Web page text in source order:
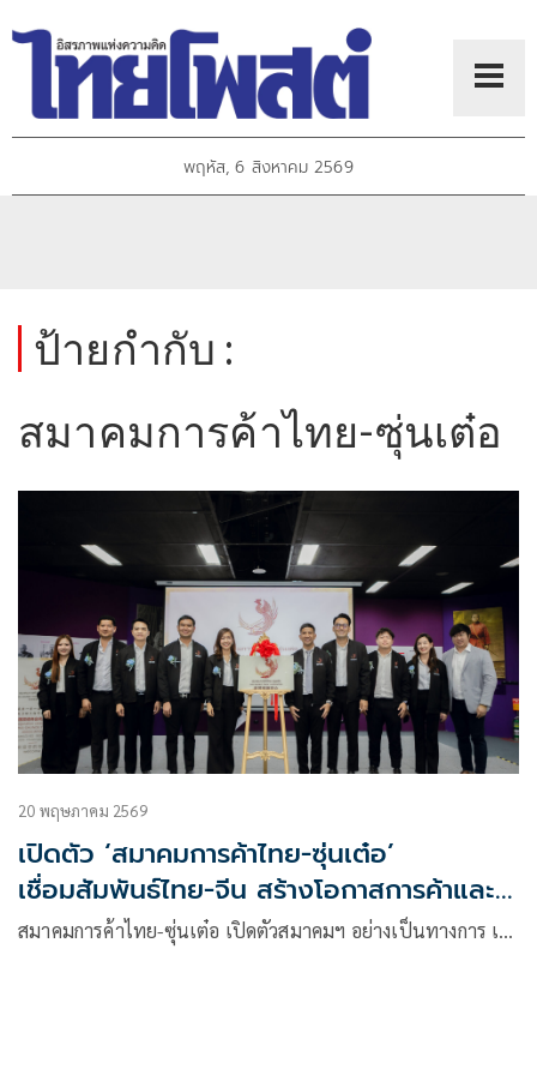
พฤหัส, 6 สิงหาคม 2569
ป้ายกำกับ :
สมาคมการค้าไทย-ซุ่นเต๋อ
20 พฤษภาคม 2569
เปิดตัว ‘สมาคมการค้าไทย-ซุ่นเต๋อ’
เชื่อมสัมพันธ์ไทย-จีน สร้างโอกาสการค้าและ
การลงทุน
สมาคมการค้าไทย-ซุ่นเต๋อ เปิดตัวสมาคมฯ อย่างเป็นทางการ เ…